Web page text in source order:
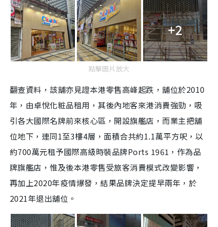
+2
點擊圖片放大
翻查資料，該舖亦見證本港零售高峰起跌，舖位於2010
年，由卓悅化粧品租用，其後內地客來港消費強勁，吸
引各大國際名牌前來核心區，開設旗艦店，而業主把舖
位地下，連同1至3樓4層，面積合共約1.1萬平方呎，以
約700萬元租予國際高級時裝品牌Ports 1961，作為品
牌旗艦店，惟及後本港零售受旅客消費模式改變影響，
再加上2020年疫情爆發，結果品牌決定提早兩年，於
2021年退出舖位。